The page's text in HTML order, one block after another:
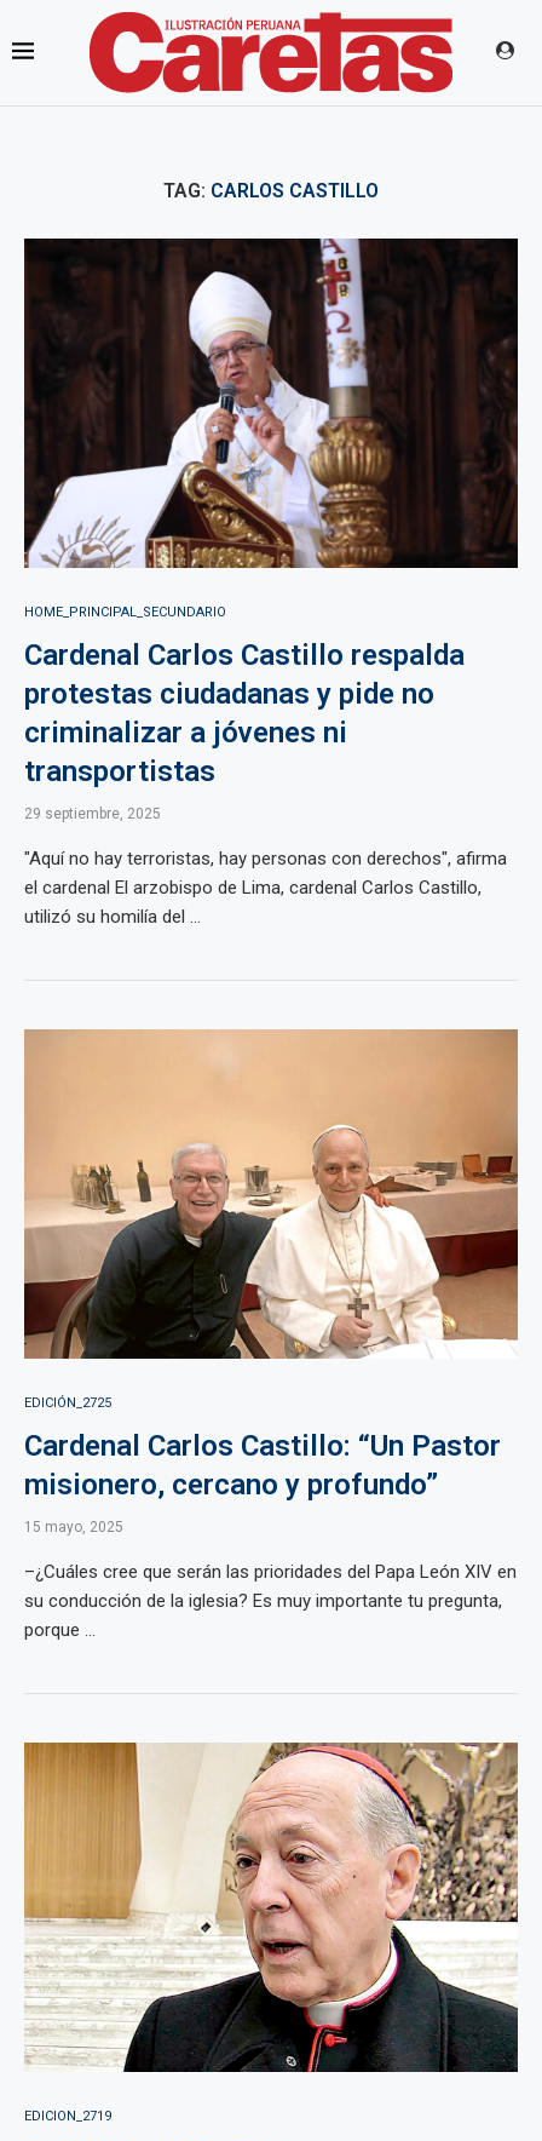
TAG: CARLOS CASTILLO
HOME_PRINCIPAL_SECUNDARIO
Cardenal Carlos Castillo respalda
protestas ciudadanas y pide no
criminalizar a jóvenes ni
transportistas
29 septiembre, 2025
"Aquí no hay terroristas, hay personas con derechos", afirma
el cardenal El arzobispo de Lima, cardenal Carlos Castillo,
utilizó su homilía del ...
EDICIÓN_2725
Cardenal Carlos Castillo: “Un Pastor
misionero, cercano y profundo”
15 mayo, 2025
–¿Cuáles cree que serán las prioridades del Papa León XIV en
su conducción de la iglesia? Es muy importante tu pregunta,
porque ...
EDICION_2719